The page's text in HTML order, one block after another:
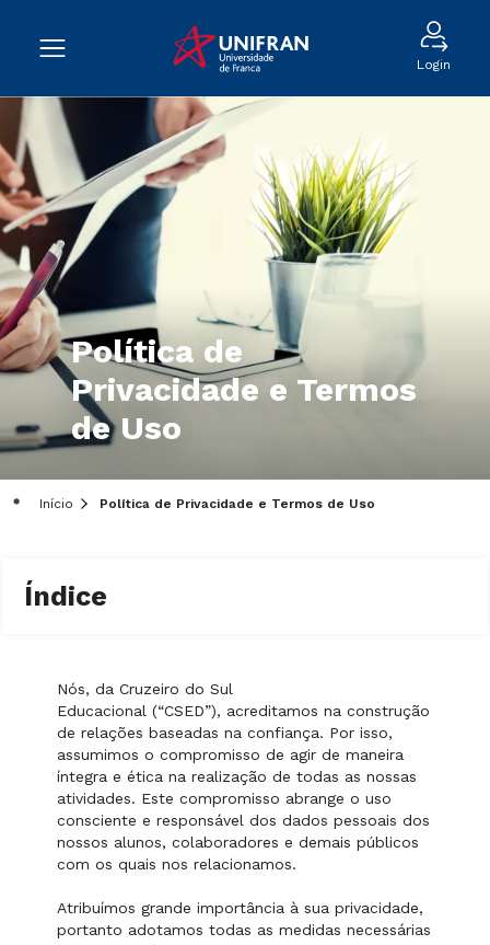
Login
Política de
Privacidade e Termos
de Uso
Início Política de Privacidade e Termos de Uso
Índice
Nós, da Cruzeiro do Sul
Educacional (“CSED”), acreditamos na construção
de relações baseadas na confiança. Por isso,
assumimos o compromisso de agir de maneira
íntegra e ética na realização de todas as nossas
atividades. Este compromisso abrange o uso
consciente e responsável dos dados pessoais dos
nossos alunos, colaboradores e demais públicos
com os quais nos relacionamos.
Atribuímos grande importância à sua privacidade,
portanto adotamos todas as medidas necessárias